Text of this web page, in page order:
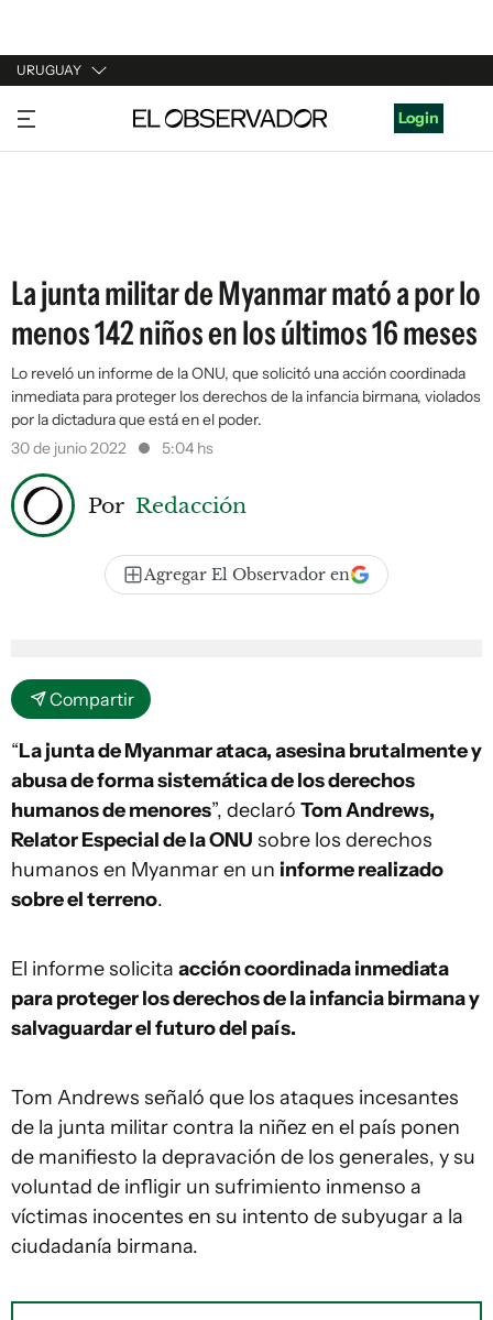
URUGUAY
URUGUAY
ARGENTINA
Login
La junta militar de Myanmar mató a por lo
menos 142 niños en los últimos 16 meses
Lo reveló un informe de la ONU, que solicitó una acción coordinada
inmediata para proteger los derechos de la infancia birmana, violados
por la dictadura que está en el poder.
30 de junio 2022
5:04 hs
Por Redacción
Agregar El Observador en
Compartir
“La junta de Myanmar ataca, asesina brutalmente y
abusa de forma sistemática de los derechos
humanos de menores”, declaró Tom Andrews,
Relator Especial de la ONU sobre los derechos
humanos en Myanmar en un informe realizado
sobre el terreno.
El informe solicita acción coordinada inmediata
para proteger los derechos de la infancia birmana y
salvaguardar el futuro del país.
Tom Andrews señaló que los ataques incesantes
de la junta militar contra la niñez en el país ponen
de manifiesto la depravación de los generales, y su
voluntad de infligir un sufrimiento inmenso a
víctimas inocentes en su intento de subyugar a la
ciudadanía birmana.